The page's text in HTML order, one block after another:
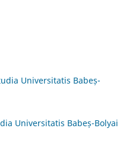
Universitatis Babeș-
Universitatis Babeș-Bolyai